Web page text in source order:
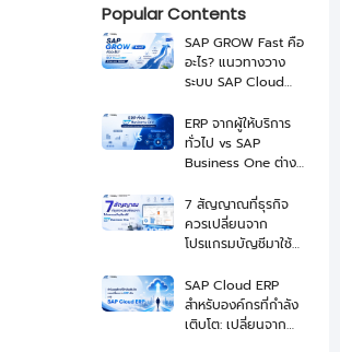
Popular Contents
SAP GROW Fast คือ
อะไร? แนวทางวาง
ระบบ SAP Cloud
เร็วขึ้น
ERP จากผู้ให้บริการ
ทั่วไป vs SAP
Business One ต่าง
ไหนดี
7 สัญญาณที่ธุรกิจ
ควรเปลี่ยนจาก
โปรแกรมบัญชีมาใช้
SAP Cloud ERP
สำหรับองค์กรที่กำลัง
เติบโต: เปลี่ยนจาก